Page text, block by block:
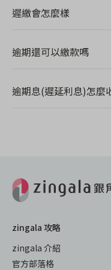
遲繳會怎麼樣
逾期還可以繳款嗎
逾期息(遲延利息)怎麼
zingala 攻略
zingala 介紹
官方部落格